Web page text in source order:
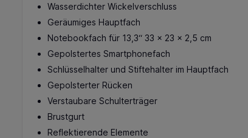
Wasserdichter Wickelverschluss
Geräumiges Hauptfach
Notebookfach für 13,3“ 33 x 23 x 2,5 cm
Gepolstertes Smartphonefach
Schlüsselhalter und Stiftehalter im Hauptfach
Gepolsterter Rücken
Verstaubare Schulterträger
Brustgurt
Reflektierende Elemente